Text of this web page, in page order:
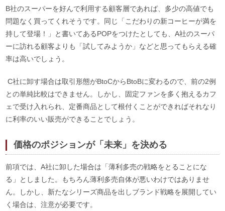
B社のスーパーを好んで利用する顧客層であれば、多少の高値でも
問題なく買ってくれそうです。同じ「こだわりの新コーヒーが満を
持して登場！」と書いてあるPOPをつけたとしても、A社のスーパ
ーに訪れる顧客よりも「試してみようか」などと思ってもらえる確
率は高いでしょう。
C社に卸す場合は取引形態がBtoCからBtoBに変わるので、前の2例
との単純比較はできません。しかし、固定ファンを多く抱えるカフ
ェで受け入れられ、定番商品として根付くことができればそれなり
に利率のいい販売ができることでしょう。
価格のポジションが「未来」を決める
前項では、A社に卸した場合は「薄利多売の戦略をとることにな
る」としました。もちろん薄利多売自体が悪いわけではありませ
ん。しかし、新たなシリーズ商品を出しブランド戦略を展開してい
く場合は、注意が必要です。